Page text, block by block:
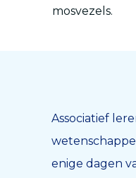
mosvezels.
Associatief
enige dagen